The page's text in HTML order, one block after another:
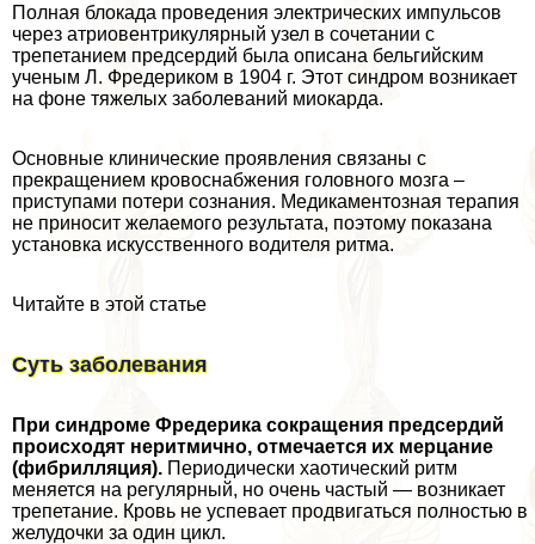
Полная блокада проведения электрических импульсов
через атриовентрикулярный узел в сочетании с
трепетанием предсердий была описана бельгийским
ученым Л. Фредериком в 1904 г. Этот синдром возникает
на фоне тяжелых заболеваний миокарда.
Основные клинические проявления связаны с
прекращением кровоснабжения головного мозга –
приступами потери сознания. Медикаментозная терапия
не приносит желаемого результата, поэтому показана
установка искусственного водителя ритма.
Читайте в этой статье
Суть заболевания
При синдроме Фредерика сокращения предсердий
происходят неритмично, отмечается их мерцание
(фибрилляция). Периодически хаотический ритм
меняется на регулярный, но очень частый — возникает
трепетание. Кровь не успевает продвигаться полностью в
желудочки за один цикл.